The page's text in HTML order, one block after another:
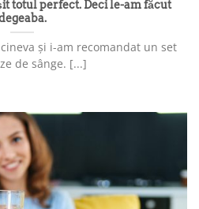
totul perfect. Deci le-am făcut
și i-am recomandat un set
de sânge. [...]